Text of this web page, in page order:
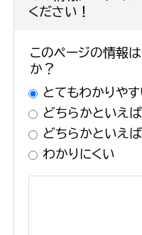
ください！
このページの情報
か？
とてもわかりや
どちらかといえ
どちらかといえ
わかりにくい